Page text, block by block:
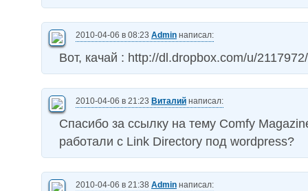
2010-04-06 в 08:23 Admin написал:
Вот, качай : http://dl.dropbox.com/u/
2010-04-06 в 21:23 Виталий написал:
Спасибо за ссылку на тему Comfy
работали с Link Directory под wordpress?
2010-04-06 в 21:38 Admin написал: